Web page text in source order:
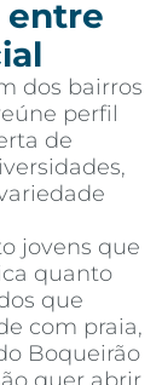
entre
dos bairros
perfil
de
jovens que
quanto
que
com praia,
Boqueirão